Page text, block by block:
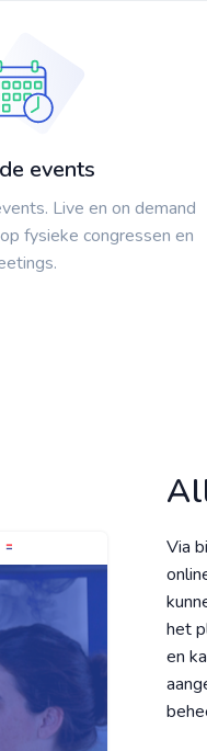
events
Live en on demand
fysieke congressen en
Via
het
en